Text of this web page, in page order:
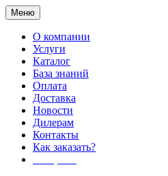
Меню
О компании
Услуги
Каталог
База знаний
Оплата
Доставка
Новости
Дилерам
Контакты
Как заказать?